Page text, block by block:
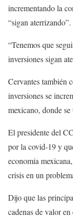
incrementando la
“sigan aterrizando”.
“Tenemos que
inversiones sigan
Cervantes también
inversiones se
mexicano, donde
El presidente del
por la covid-19 y
economía
crisis en un
Dijo que las
cadenas de valor